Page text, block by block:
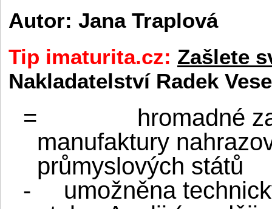
Autor: Jana Traplová
Tip imaturita.cz: Zašlete
Nakladatelství Radek
=
hromadné
manufaktury
průmyslových států
-
umožněna